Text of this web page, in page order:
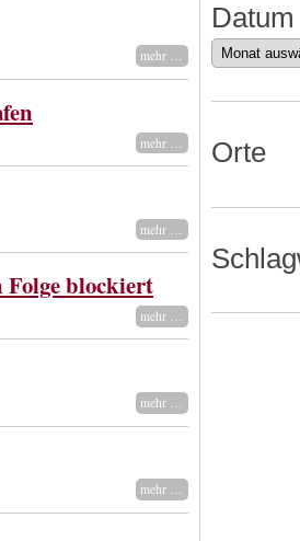
mehr …
mehr …
mehr …
Folge blockiert
mehr …
mehr …
mehr …
Datum
Datum
Orte